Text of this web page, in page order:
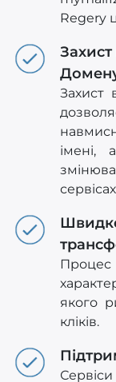
Regery
Захист
імені,
якого
кліків.